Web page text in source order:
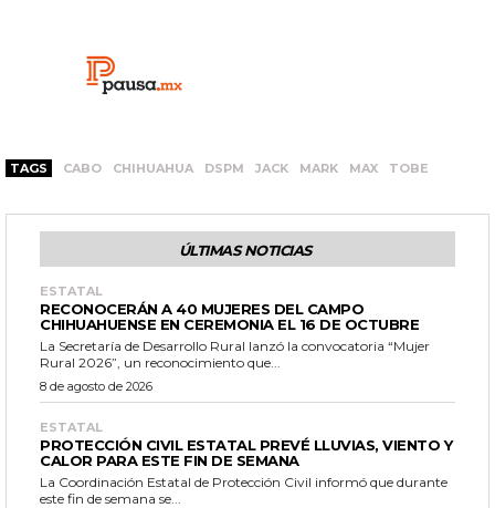
TAGS CABO CHIHUAHUA DSPM JACK MARK MAX TOBE
ÚLTIMAS NOTICIAS
ESTATAL
RECONOCERÁN A 40 MUJERES DEL CAMPO
CHIHUAHUENSE EN CEREMONIA EL 16 DE OCTUBRE
La Secretaría de Desarrollo Rural lanzó la convocatoria “Mujer
Rural 2026”, un reconocimiento que...
8 de agosto de 2026
ESTATAL
PROTECCIÓN CIVIL ESTATAL PREVÉ LLUVIAS, VIENTO Y
CALOR PARA ESTE FIN DE SEMANA
La Coordinación Estatal de Protección Civil informó que durante
este fin de semana se...